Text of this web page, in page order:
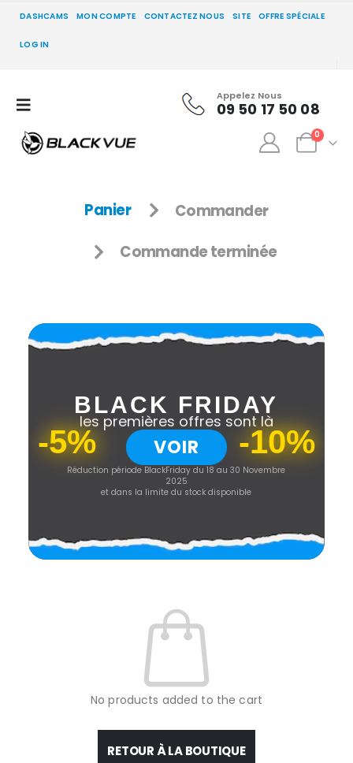
DASHCAMS MON COMPTE CONTACTEZ NOUS SITE OFFRE SPÉCIALE
LOG IN
Appelez Nous
09 50 17 50 08
0
Panier Commander
Commande terminée
-5% -10%
BLACK FRIDAY
les premières offres sont là
VOIR
Réduction période BlackFriday du 18 au 30 Novembre
2025
et dans la limite du stock disponible
No products added to the cart
RETOUR À LA BOUTIQUE